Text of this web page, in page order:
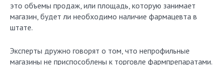
это объемы продаж, или площадь, которую занимает
магазин, будет ли необходимо наличие фармацевта в
штате.
Эксперты дружно говорят о том, что непрофильные
магазины не приспособлены к торговле фармпрепаратами.